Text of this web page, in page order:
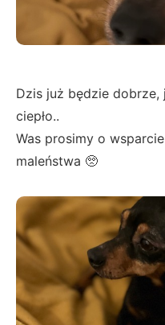
Dzis już będzie
ciepło..
Was prosimy o
maleństwa 🥺